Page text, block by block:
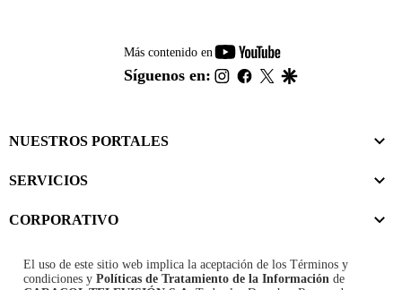
Más contenido en
youtube-
footer
Síguenos en: instagram
facebook
twitter
NUESTROS PORTALES
SERVICIOS
CORPORATIVO
El uso de este sitio web implica la aceptación de los Términos y
condiciones y Políticas de Tratamiento de la Información de